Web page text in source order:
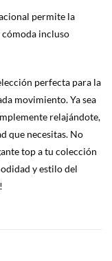
permite la
incluso
perfecta para la
movimiento. Ya sea
relajándote,
que necesitas. No
top a tu colección
y estilo del